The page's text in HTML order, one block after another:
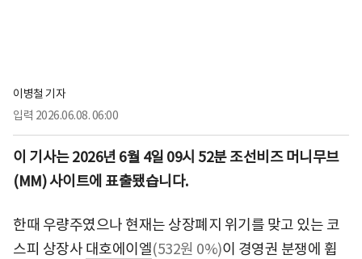
이병철 기자
입력 2026.06.08. 06:00
이 기사는 2026년 6월 4일 09시 52분 조선비즈 머니무브
(MM) 사이트에 표출됐습니다.
한때 우량주였으나 현재는 상장폐지 위기를 맞고 있는 코
스피 상장사 대호에이엘(532원 0%)이 경영권 분쟁에 휩